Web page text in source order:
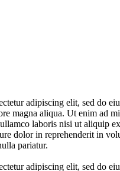
adipiscing elit, sed do
magna aliqua. Ut enim ad
laboris nisi ut aliquip
dolor in reprehenderit in
pariatur.
adipiscing elit, sed do